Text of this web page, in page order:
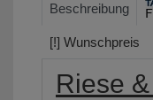
Beschreibung
[!] Wunschpreis
Riese